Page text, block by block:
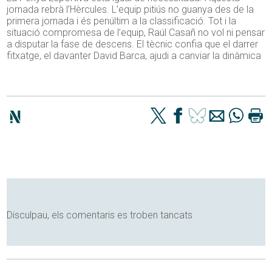
jornada rebrà l’Hèrcules. L’equip pitiús no guanya des de la
primera jornada i és penúltim a la classificació. Tot i la
situació compromesa de l’equip, Raúl Casañ no vol ni pensar
a disputar la fase de descens. El tècnic confia que el darrer
fitxatge, el davanter David Barca, ajudi a canviar la dinàmica
Disculpau, els comentaris es troben tancats